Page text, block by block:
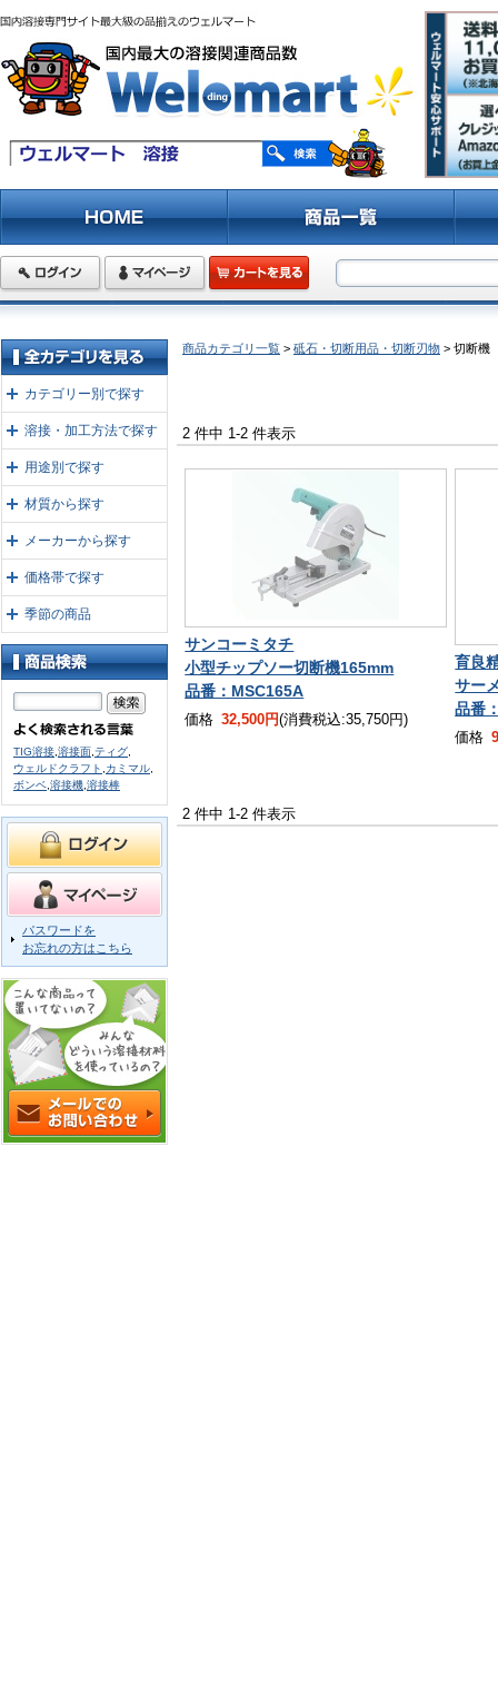
カテゴリー別で探す
溶接・加工方法で探す
用途別で探す
材質から探す
メーカーから探す
価格帯で探す
季節の商品
TIG溶接 溶接面 ティグ
ウェルドクラフト カミマル
ボンベ 溶接機 溶接棒
パスワードを
お忘れの方はこちら
商品カテゴリ一覧 > 砥石・切断用品・切断刃物 > 切断機
2 件中 1-2 件表示
サンコーミタチ
小型チップソー切断機165mm
品番：MSC165A
価格 32,500円(消費税込:35,750円)
育良
サー
品番
価格
2 件中 1-2 件表示